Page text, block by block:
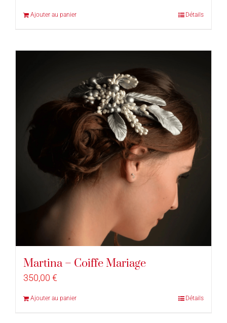
Ajouter au panier Détails
Martina – Coiffe Mariage
350,00 €
Ajouter au panier Détails